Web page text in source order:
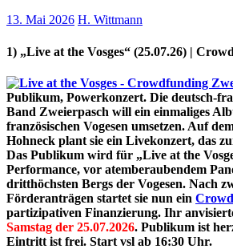
13. Mai 2026 H. Wittmann
1) „Live at the Vosges“ (25.07.26) |
Publikum, Powerkonzert. Die deutsch-
Band Zweierpasch will ein einmaliges
französischen Vogesen umsetzen. Auf
Hohneck plant sie ein Livekonzert, das
Das Publikum wird für „Live at the
Performance, vor atemberaubendem
dritthöchsten Bergs der Vogesen. Nach
Förderanträgen startet sie nun ein
partizipativen Finanzierung. Ihr
Samstag der 25.07.2026. Publikum ist
Eintritt ist frei. Start vsl ab 16:30 Uhr.